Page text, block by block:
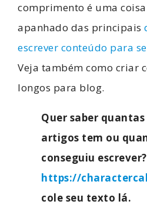
comprimento é uma
apanhado das principais
escrever conteúdo para
Veja também como criar
longos para blog.
Quer saber
artigos tem ou
conseguiu
https://
cole seu texto lá.